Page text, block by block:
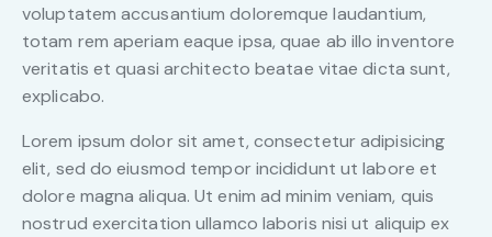
voluptatem accusantium doloremque laudantium,
totam rem aperiam eaque ipsa, quae ab illo inventore
veritatis et quasi architecto beatae vitae dicta sunt,
explicabo.
Lorem ipsum dolor sit amet, consectetur adipisicing
elit, sed do eiusmod tempor incididunt ut labore et
dolore magna aliqua. Ut enim ad minim veniam, quis
nostrud exercitation ullamco laboris nisi ut aliquip ex